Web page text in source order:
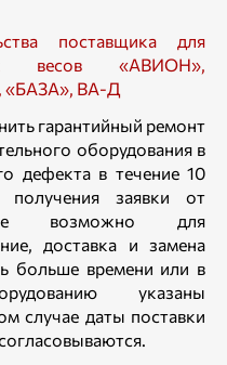
поставщика для
весов «АВИОН»,
ВА-Д
гарантийный ремонт
оборудования в
дефекта в течение 10
заявки от
возможно для
доставка и замена
больше времени или в
указаны
случае даты поставки